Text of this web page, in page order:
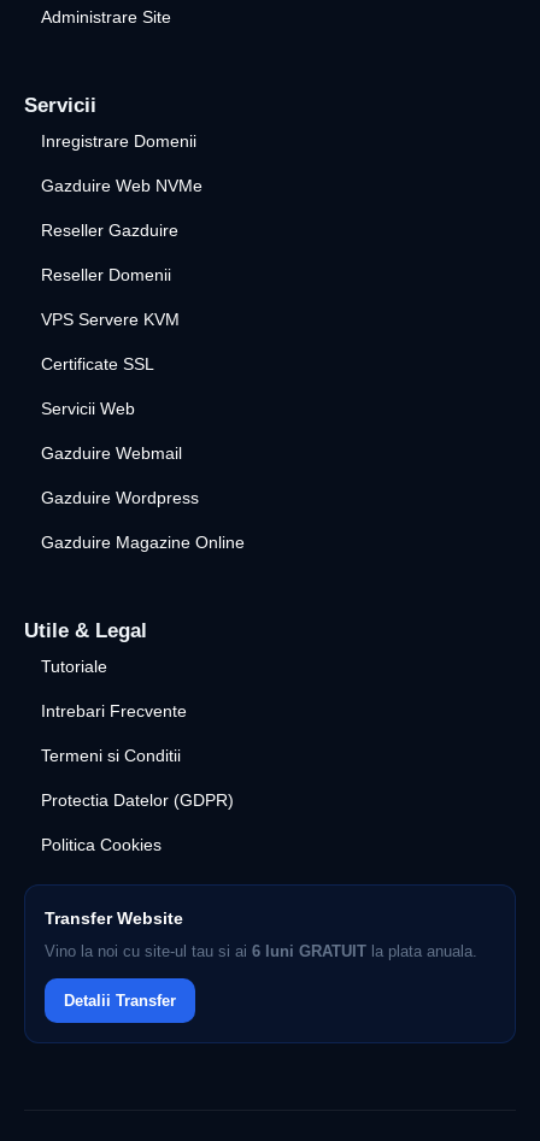
Administrare Site
Servicii
Inregistrare Domenii
Gazduire Web NVMe
Reseller Gazduire
Reseller Domenii
VPS Servere KVM
Certificate SSL
Servicii Web
Gazduire Webmail
Gazduire Wordpress
Gazduire Magazine Online
Utile & Legal
Tutoriale
Intrebari Frecvente
Termeni si Conditii
Protectia Datelor (GDPR)
Politica Cookies
Transfer Website
Vino la noi cu site-ul tau si ai 6 luni GRATUIT la plata anuala.
Detalii Transfer